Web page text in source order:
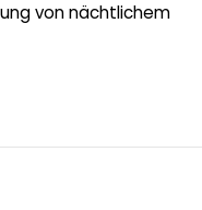
von nächtlichem